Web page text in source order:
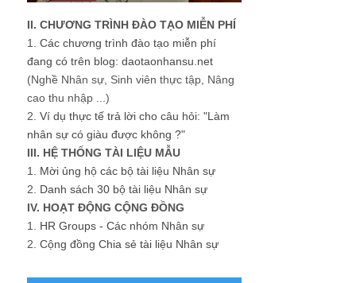
II. CHƯƠNG TRÌNH ĐÀO TẠO MIỄN PHÍ
1. Các chương trình đào tạo miễn phí
đang có trên blog: daotaonhansu.net
(Nghề Nhân sự, Sinh viên thực tập, Nâng
cao thu nhập ...)
2. Ví dụ thực tế trả lời cho câu hỏi: "Làm
nhân sự có giàu được không ?"
III. HỆ THỐNG TÀI LIỆU MẪU
1. Mời ủng hộ các bộ tài liệu Nhân sự
2. Danh sách 30 bộ tài liệu Nhân sự
IV. HOẠT ĐỘNG CỘNG ĐỒNG
1. HR Groups - Các nhóm Nhân sự
2. Cộng đồng Chia sẻ tài liệu Nhân sự